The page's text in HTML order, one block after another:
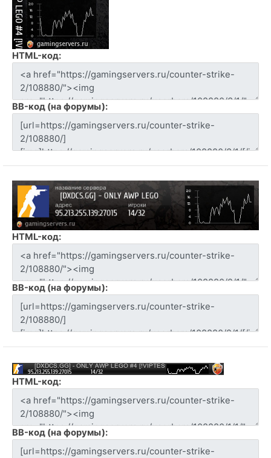
HTML-код:
BB-код (на форумы):
HTML-код:
BB-код (на форумы):
HTML-код:
BB-код (на форумы):